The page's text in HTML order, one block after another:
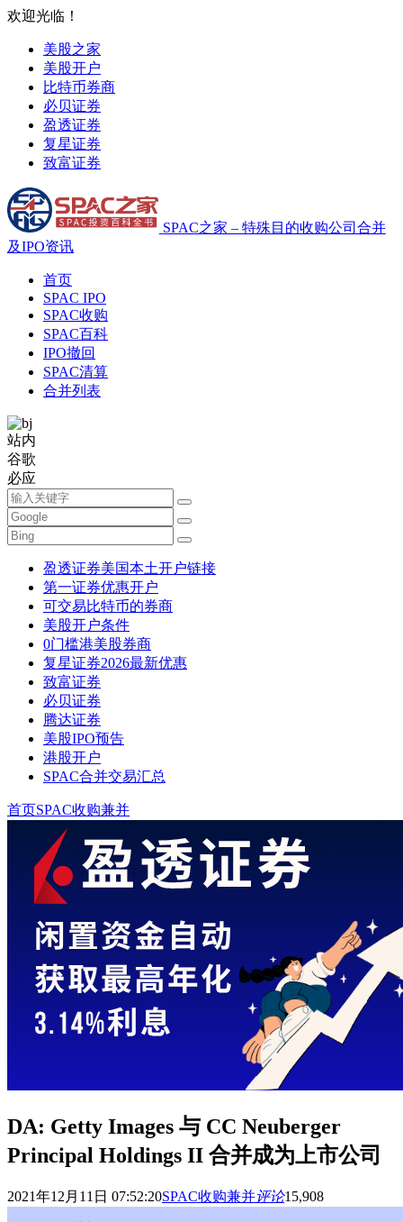
欢迎光临！
美股之家
美股开户
比特币券商
必贝证券
盈透证券
复星证券
致富证券
SPAC之家 – 特殊目的收购公司合并
及IPO资讯
首页
SPAC IPO
SPAC收购
SPAC百科
IPO撤回
SPAC清算
合并列表
站内
谷歌
必应
盈透证券美国本土开户链接
第一证券优惠开户
可交易比特币的券商
美股开户条件
0门槛港美股券商
复星证券2026最新优惠
致富证券
必贝证券
腾达证券
美股IPO预告
港股开户
SPAC合并交易汇总
首页SPAC收购兼并
DA: Getty Images 与 CC Neuberger
Principal Holdings II 合并成为上市公司
2021年12月11日 07:52:20SPAC收购兼并评论15,908